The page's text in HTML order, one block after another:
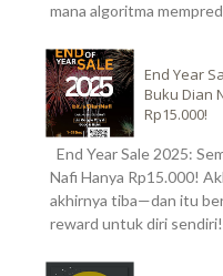
mana algoritma
End Year
Buku Dian
Rp15.000!
End Year Sale 2025:
Nafi Hanya Rp15.000!
akhirnya tiba—dan itu
reward untuk diri sendiri!